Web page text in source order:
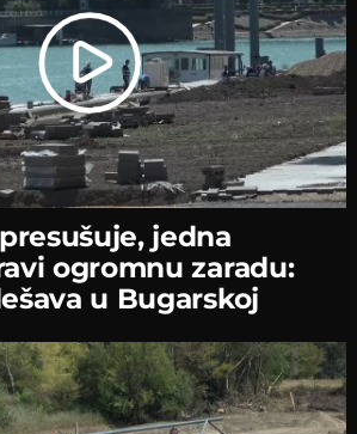
jedna
ogromnu zaradu:
u Bugarskoj